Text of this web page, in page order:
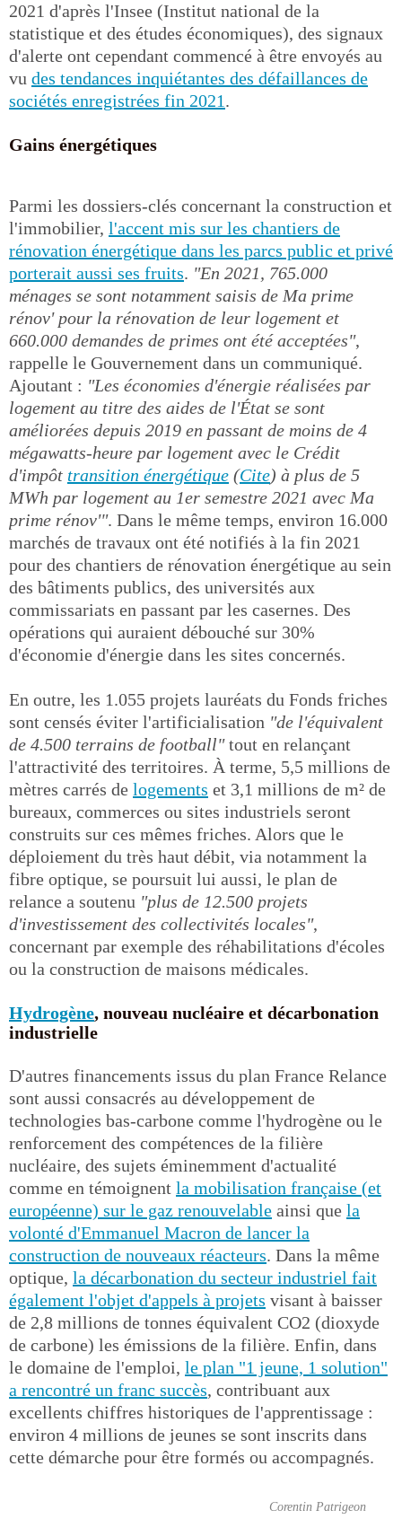
2021 d'après l'Insee (Institut national de la
statistique et des études économiques), des signaux
d'alerte ont cependant commencé à être envoyés au
vu des tendances inquiétantes des défaillances de
sociétés enregistrées fin 2021.
Gains énergétiques
Parmi les dossiers-clés concernant la construction et
l'immobilier, l'accent mis sur les chantiers de
rénovation énergétique dans les parcs public et privé
porterait aussi ses fruits. "En 2021, 765.000
ménages se sont notamment saisis de Ma prime
rénov' pour la rénovation de leur logement et
660.000 demandes de primes ont été acceptées",
rappelle le Gouvernement dans un communiqué.
Ajoutant : "Les économies d'énergie réalisées par
logement au titre des aides de l'État se sont
améliorées depuis 2019 en passant de moins de 4
mégawatts-heure par logement avec le Crédit
d'impôt transition énergétique (Cite) à plus de 5
MWh par logement au 1er semestre 2021 avec Ma
prime rénov'". Dans le même temps, environ 16.000
marchés de travaux ont été notifiés à la fin 2021
pour des chantiers de rénovation énergétique au sein
des bâtiments publics, des universités aux
commissariats en passant par les casernes. Des
opérations qui auraient débouché sur 30%
d'économie d'énergie dans les sites concernés.
En outre, les 1.055 projets lauréats du Fonds friches
sont censés éviter l'artificialisation "de l'équivalent
de 4.500 terrains de football"tout en relançant
l'attractivité des territoires. À terme, 5,5 millions de
mètres carrés de logements et 3,1 millions de m² de
bureaux, commerces ou sites industriels seront
construits sur ces mêmes friches. Alors que le
déploiement du très haut débit, via notamment la
fibre optique, se poursuit lui aussi, le plan de
relance a soutenu "plus de 12.500 projets
d'investissement des collectivités locales",
concernant par exemple des réhabilitations d'écoles
ou la construction de maisons médicales.
Hydrogène, nouveau nucléaire et décarbonation
industrielle
D'autres financements issus du plan France Relance
sont aussi consacrés au développement de
technologies bas-carbone comme l'hydrogène ou le
renforcement des compétences de la filière
nucléaire, des sujets éminemment d'actualité
comme en témoignent la mobilisation française (et
européenne) sur le gaz renouvelable ainsi que la
volonté d'Emmanuel Macron de lancer la
construction de nouveaux réacteurs. Dans la même
optique, la décarbonation du secteur industriel fait
également l'objet d'appels à projets visant à baisser
de 2,8 millions de tonnes équivalent CO2 (dioxyde
de carbone) les émissions de la filière. Enfin, dans
le domaine de l'emploi, le plan "1 jeune, 1 solution"
a rencontré un franc succès, contribuant aux
excellents chiffres historiques de l'apprentissage :
environ 4 millions de jeunes se sont inscrits dans
cette démarche pour être formés ou accompagnés.
Corentin Patrigeon